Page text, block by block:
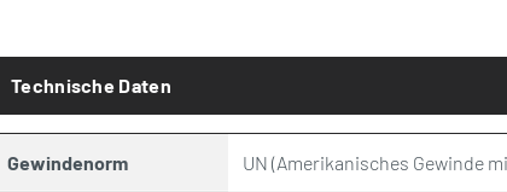
Technische Daten
Gewindenorm UN (Amerikanisches Gewinde